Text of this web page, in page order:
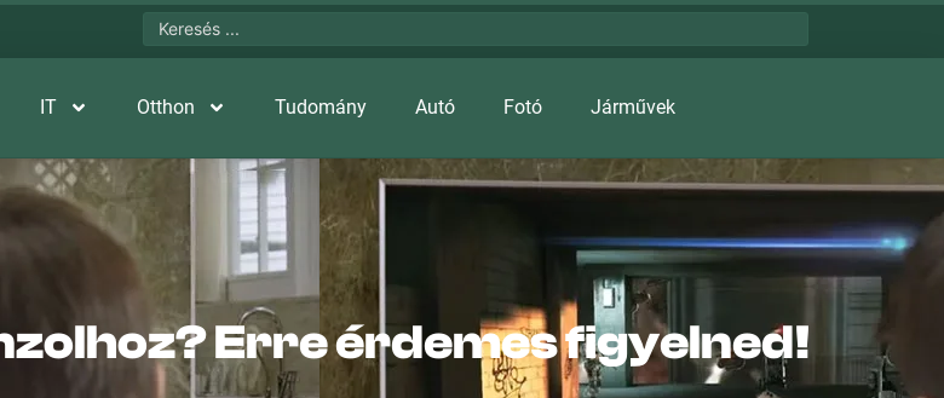
IT Otthon Tudomány Autó Fotó Járművek
Erre érdemes figyelned!